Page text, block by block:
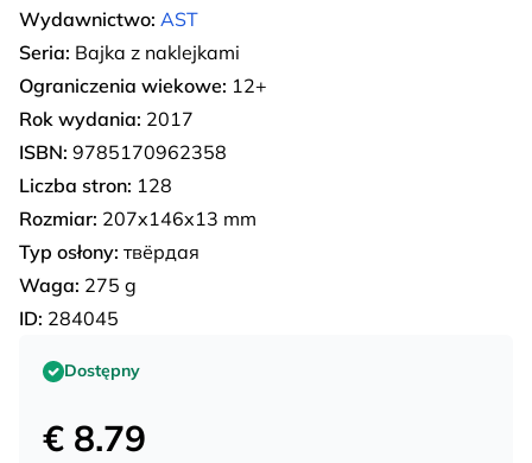
Wydawnictwo: AST
Seria: Bajka z naklejkami
Ograniczenia wiekowe: 12+
Rok wydania: 2017
ISBN: 9785170962358
Liczba stron: 128
Rozmiar: 207x146x13 mm
Typ osłony: твёрдая
Waga: 275 g
ID: 284045
Dostępny
€ 8.79